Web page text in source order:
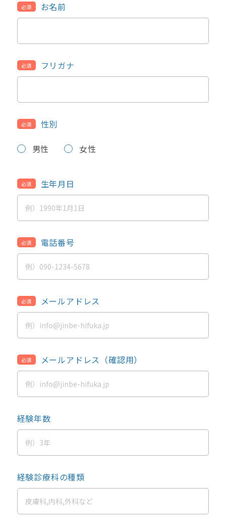
必須 お名前
必須 フリガナ
必須 性別
男性 女性
必須 生年月日
必須 電話番号
必須 メールアドレス
必須 メールアドレス（確認用）
経験年数
経験診療科の種類